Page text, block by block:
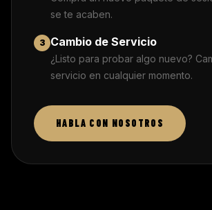
se te acaben.
3 Cambio de Servicio
¿Listo para probar algo nuevo?
servicio en cualquier momento.
HABLA CON NOSOTROS